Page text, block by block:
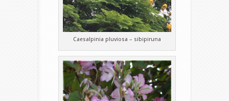
Caesalpinia pluviosa – sibipiruna